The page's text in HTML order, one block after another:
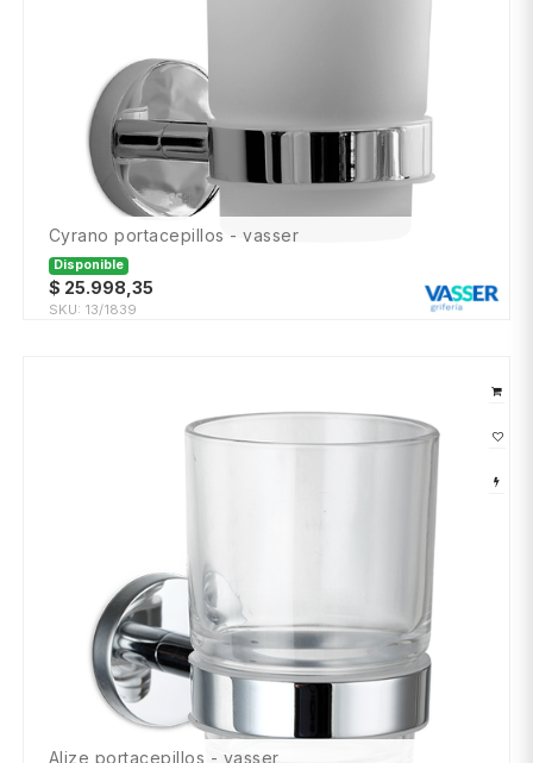
cyrano portacepillos - vasser
Disponible
$ 25.998,35
SKU: 13/1839
alize portacepillos - vasser